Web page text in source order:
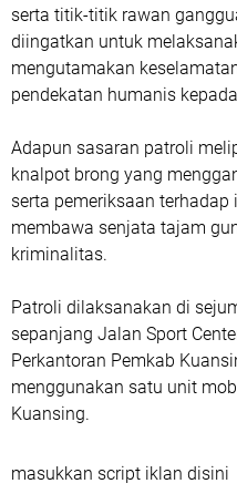
serta titik-titik rawan
diingatkan untuk
mengutamakan
pendekatan humanis
Adapun sasaran patroli
knalpot brong yang
serta pemeriksaan
membawa senjata tajam
kriminalitas.
Patroli dilaksanakan di
sepanjang Jalan Sport
Perkantoran Pemkab
menggunakan satu unit
Kuansing.
masukkan script iklan disini